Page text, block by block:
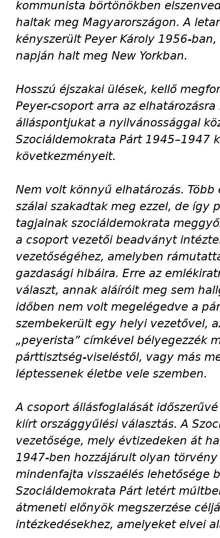
kommunista börtönökben
haltak meg Magyarországon. A
kényszerült Peyer Károly 1956-
napján halt meg New Yorkban.
Hosszú éjszakai ülések, kellő
Peyer-csoport arra az
álláspontjukat a nyilvánossággal
Szociáldemokrata Párt
következményeit.
Nem volt könnyű elhatározás.
szálai szakadtak meg ezzel, de így
tagjainak szociáldemokrata
a csoport vezetői beadványt
vezetőségéhez, amelyben
gazdasági hibáira. Erre az
választ, annak aláíróit meg sem
időben nem volt megelégedve a
szembekerült egy helyi vezetővel,
„peyerista” címkével bélyegezzék
párttisztség-viseléstől, vagy más
léptessenek életbe vele szemben.
A csoport állásfoglalását
kiírt országgyűlési választás. A
vezetősége, mely évtizedeken át
1947-ben hozzájárult olyan
mindenfajta visszaélés lehetősége
Szociáldemokrata Párt letért
átmeneti előnyök megszerzése
intézkedésekhez, amelyeket elvei